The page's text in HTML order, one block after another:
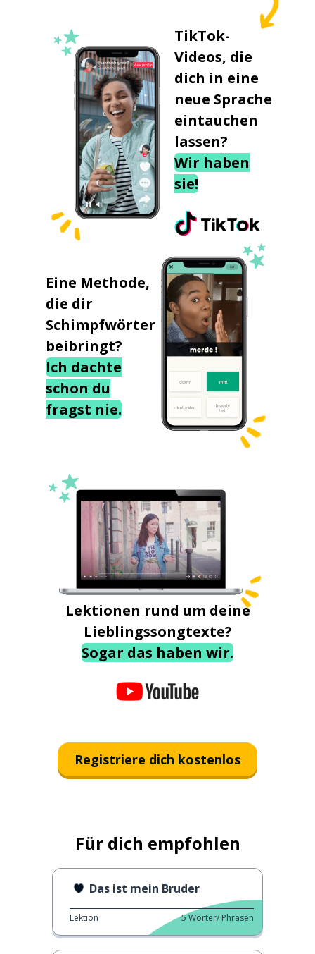
TikTok-
Videos, die
dich in eine
neue Sprache
eintauchen
lassen?
Wir haben
sie!
Eine Methode,
die dir
Schimpfwörter
beibringt?
Ich dachte
schon du
fragst nie.
Lektionen rund um deine
Lieblingssongtexte?
Sogar das haben wir.
Registriere dich kostenlos
Für dich empfohlen
Das ist mein Bruder
Lektion 5Wörter/ Phrasen